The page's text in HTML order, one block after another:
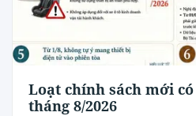
Loạt chính sách mới
tháng 8/2026